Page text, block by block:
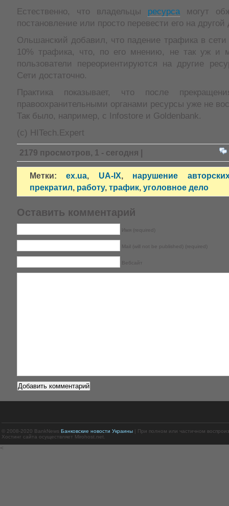
Естественно, что владельцы ресурсамогут
постановление или просто перевести его на
Ольшанский добавил, что падение трафика в сети
10% трафика, что, по его мнению, не так уж и
пользователи переориентируются на другие
Сети достаточно.
Практика показывает, что после
правоохранительными органами ресурсы уже не
Так было, например, с Infostore и Goldenbank.
(c) HITech.Expert
2179 просмотров, 1 - сегодня |
Метки: ex.ua, UA-IX, нарушение
прекратил, работу, трафик, уголовное дело
Оставить комментарий
Имя (required)
Mail (will not be published) (required)
Вебсайт
© 2008-2020 BankNews Банковские новости Украины| При полном или частичном
Хостинг сайта осуществляет Mirohost.net.
<